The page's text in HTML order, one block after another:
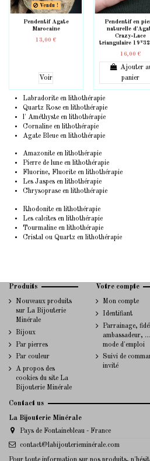
Vendu !
Pendentif Agate
Marocaine
13,00 €
Voir
Pendentif en
naturelle
Crazy-Lace
triangulaire
16,00 €
Ajouter
panier
Labradorite en lithothérapie
Quartz Rose en lithothérapie
l' Améthyste en lithothérapie
Cornaline en lithothérapie
Agate Bleue en lithothérapie
Amazonite en lithothérapie
Pierre de lune en lithothérapie
Fluorine, Fluorite en lithothérapie
Les Jaspes en lithothérapie
Chrysoprase en lithothérapie
Rhodonite en lithothérapie
Les calcites en lithothérapie
Tourmaline en lithothérapie
Cristal ou Quartz en lithothérapie
Produits
Nouveaux produits
sur La Bijouterie
Minérale
Bijoux
Par pierres
Par couleur
A propos des
cookies du site La
Bijouterie Minérale
Votre compte
Mon compte
Identifiant
Parrainage,
ambassadeur, ...
mode d'emploi
Suivi de
invité
Contact us
La Bijouterie Minérale
Pays de Fontainebleau - France
contact@labijouterieminérale.com